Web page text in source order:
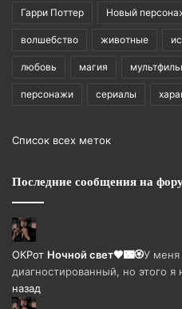
Гарри Поттер Новый
волшебство животные
любовь магия
персонажи сериалы
Список всех меток
Последние сообщения на
ОКРот Ночной свет🖤🌃🏵У меня
диагностированный, но этого я
назад